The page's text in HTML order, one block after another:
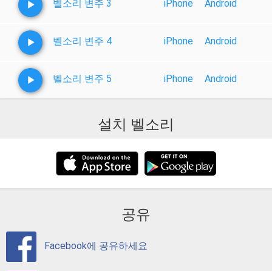
벨소리 변주 3 iPhone Android
벨소리 변주 4 iPhone Android
벨소리 변주 5 iPhone Android
설치 벨소리
공유
Facebook에 공유하세요